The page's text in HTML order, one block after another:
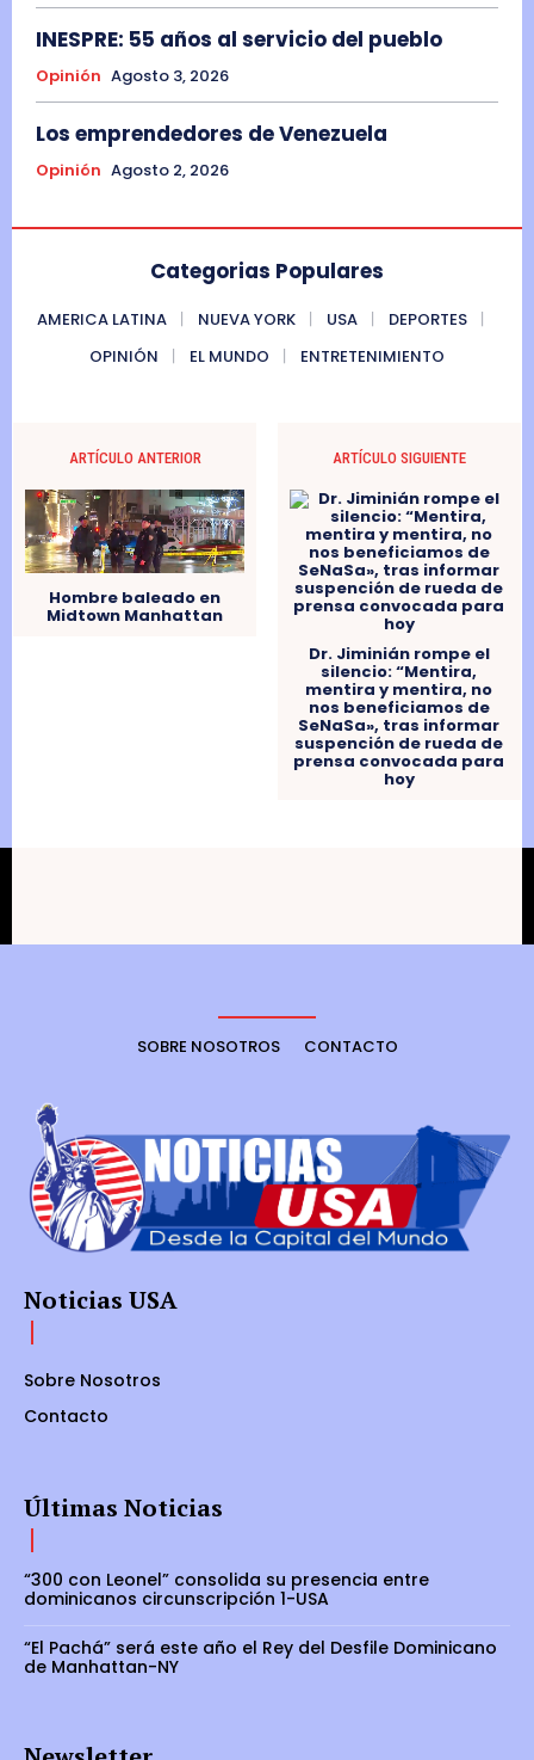
INESPRE: 55 años al servicio del pueblo
Opinión Agosto 3, 2026
Los emprendedores de Venezuela
Opinión Agosto 2, 2026
Categorias Populares
AMERICA LATINA NUEVA YORK USA
DEPORTES
OPINIÓN
EL MUNDO ENTRETENIMIENTO
ARTÍCULO ANTERIOR
Hombre baleado en
Midtown Manhattan
ARTÍCULO SIGUIENTE
Dr. Jiminián rompe el
silencio: “Mentira,
mentira y mentira, no
nos beneficiamos de
SeNaSa», tras informar
suspención de rueda de
prensa convocada para
hoy
SOBRE NOSOTROS CONTACTO
Noticias USA
Sobre Nosotros
Contacto
Últimas Noticias
“300 con Leonel” consolida su presencia entre
dominicanos circunscripción 1-USA
“El Pachá” será este año el Rey del Desfile Dominicano
de Manhattan-NY